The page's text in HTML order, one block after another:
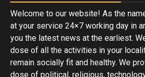
Welcome to our website! As the
at your service 24×7 working day in
you the latest news at the earliest.
dose of all the activities in your
remain socially fit and healthy. We
dose of political, religious,